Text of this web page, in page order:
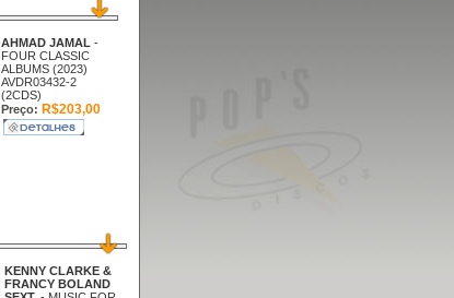
AHMAD JAMAL -
FOUR CLASSIC
ALBUMS (2023)
AVDR03432-2
(2CDS)
Preço: R$203,00
KENNY CLARKE &
FRANCY BOLAND